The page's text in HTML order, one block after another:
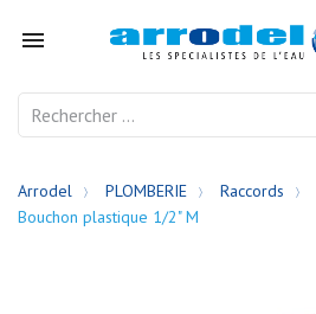

Arrodel PLOMBERIE Raccords
Bouchon plastique 1/2" M